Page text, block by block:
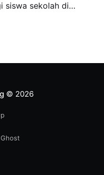
siswa sekolah di
satwa liar. Namun
© 2026